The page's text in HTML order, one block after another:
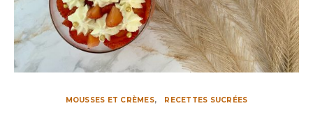
MOUSSES ET CRÈMES RECETTES SUCRÉES